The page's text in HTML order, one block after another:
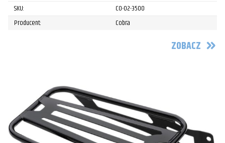
SKU:
CO-02-3500
Producent:
Cobra
ZOBACZ